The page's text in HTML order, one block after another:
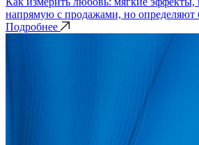
напрямую с продажами, но определяют
Подробнее